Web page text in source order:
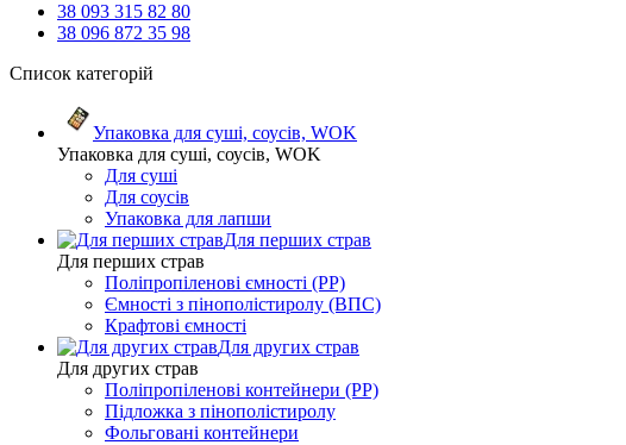
38 093 315 82 80
38 096 872 35 98
Список категорій
Упаковка для суші, соусів, WOK
Упаковка для суші, соусів, WOK
Для суші
Для соусів
Упаковка для лапши
Для перших страв
Для перших страв
Поліпропіленові ємності (PP)
Ємності з пінополістиролу (ВПС)
Крафтові ємності
Для других страв
Для других страв
Поліпропіленові контейнери (PP)
Підложка з пінополістиролу
Фольговані контейнери